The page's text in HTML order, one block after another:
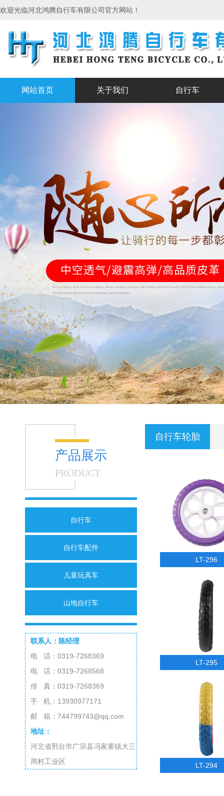
欢迎光临河北鸿腾自行车有限公司官方网站！
网站首页 关于我们 自行车
产品展示
PRODUCT
自行车
自行车配件
儿童玩具车
山地自行车
联系人：陈经理
电 话：0319-7268369
电 话：0319-7268568
传 真：0319-7268369
手 机：13930977171
邮 箱：744799743@qq.com
地址：
河北省邢台市广宗县冯家寨镇大三
周村工业区
自行车轮胎
LT-296
LT-295
LT-294